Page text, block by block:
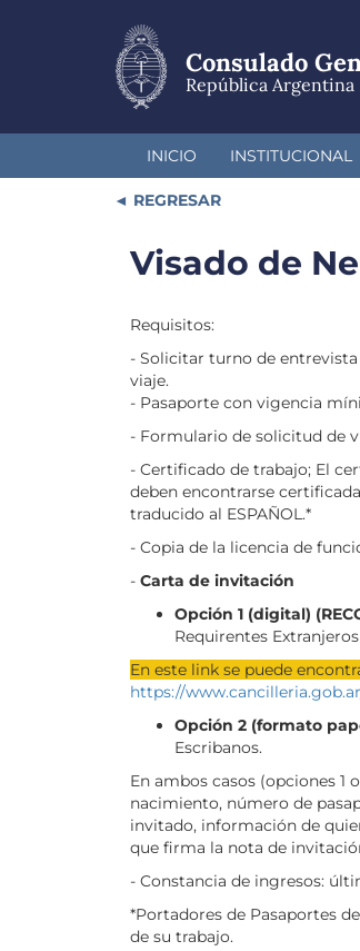
Consulado
República Argentina
INICIO INSTITUCIONAL
REGRESAR
Visado de
Requisitos:
- Solicitar turno de
viaje.
- Pasaporte con vigencia
- Formulario de solicitud de
- Certificado de trabajo; El
deben encontrarse
traducido al ESPAÑOL.*
- Copia de la licencia de
- Carta de invitación
Opción 1 (digital)
Requirentes
En este link se puede
https://
Opción 2 (formato
Escribanos.
En ambos casos (opciones 1
nacimiento, número de
invitado, información de
que firma la nota de
- Constancia de ingresos:
*Portadores de Pasaportes
de su trabajo.